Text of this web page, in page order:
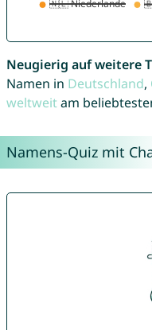
Neugierig auf weitere
Namen in Deutschland,
weltweitam
Namens-Quiz mit